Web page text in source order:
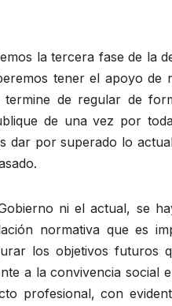
la tercera fase de la
tener el apoyo
de regular de
de una vez por
dar por superado lo
ni el actual, se
normativa que es
los objetivos futuros
a la convivencia
profesional, con